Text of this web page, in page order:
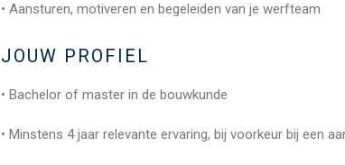
• Aansturen, motiveren en begeleiden van je werfteam
JOUW PROFIEL
• Bachelor of master in de bouwkunde
• Minstens 4 jaar relevante ervaring, bij voorkeur bij een